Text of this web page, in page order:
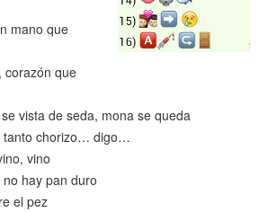
mano que
corazón que
vista de seda, mona se queda
tanto chorizo… digo…
vino
hay pan duro
el pez